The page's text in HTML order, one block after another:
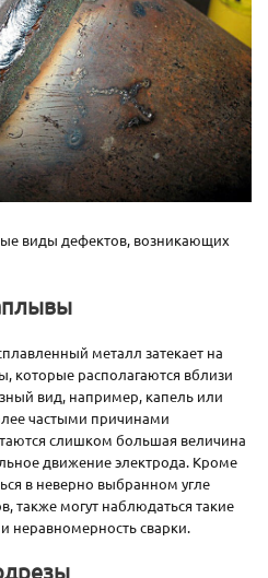
виды дефектов, возникающих
металл затекает на
которые располагаются вблизи
вид, например, капель или
частыми причинами
слишком большая величина
движение электрода. Кроме
в неверно выбранном угле
также могут наблюдаться такие
неравномерность сварки.